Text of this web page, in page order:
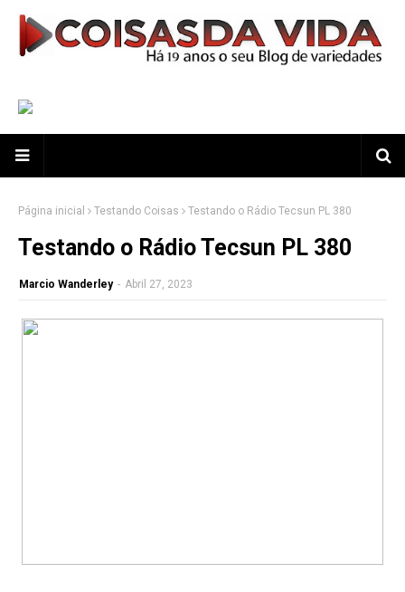
Página inicial Testando Coisas Testando o Rádio Tecsun PL 380
Testando o Rádio Tecsun PL 380
Marcio Wanderley - Abril 27, 2023